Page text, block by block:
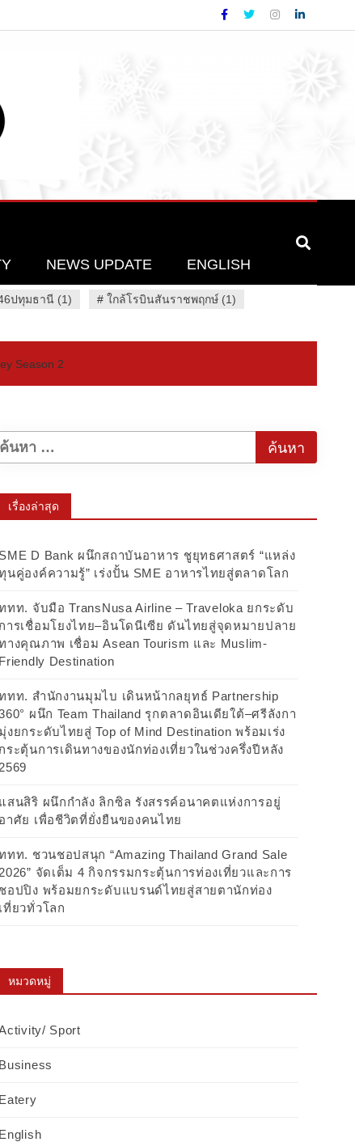
NEWS UPDATE ENGLISH
ปทุมธานี (1) # ใกล้โรบินสันราชพฤกษ์ (1)
Season 2
เรื่องล่าสุด
SME D Bank ผนึกสถาบันอาหาร ชูยุทธศาสตร์ “แหล่ง
นคู่องค์ความรู้” เร่งปั้น SME อาหารไทยสู่ตลาดโลก
ทท. จับมือ TransNusa Airline – Traveloka ยกระดับ
การเชื่อมโยงไทย–อินโดนีเซีย ดันไทยสู่จุดหมายปลาย
างคุณภาพ เชื่อม Asean Tourism และ Muslim-
Friendly Destination
ทท. สำนักงานมุมไบ เดินหน้ากลยุทธ์ Partnership
ผนึก Team Thailand รุกตลาดอินเดียใต้–ศรีลังกา
มุ่งยกระดับไทยสู่ Top of Mind Destination พร้อมเร่ง
กระตุ้นการเดินทางของนักท่องเที่ยวในช่วงครึ่งปีหลัง
2569
แสนสิริ ผนึกกำลัง ลิกซิล รังสรรค์อนาคตแห่งการอยู่
อาศัย เพื่อชีวิตที่ยั่งยืนของคนไทย
ทท. ชวนชอปสนุก “Amazing Thailand Grand Sale
2026” จัดเต็ม 4 กิจกรรมกระตุ้นการท่องเที่ยวและการ
ชอปปิง พร้อมยกระดับแบรนด์ไทยสู่สายตานักท่อง
เที่ยวทั่วโลก
หมวดหมู่
Sport
Business
Eatery
English